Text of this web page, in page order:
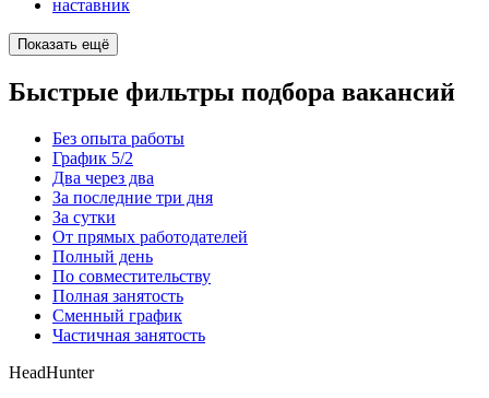
наставник
Показать ещё
Быстрые фильтры подбора вакансий
Без опыта работы
График 5/2
Два через два
За последние три дня
За сутки
От прямых работодателей
Полный день
По совместительству
Полная занятость
Сменный график
Частичная занятость
HeadHunter